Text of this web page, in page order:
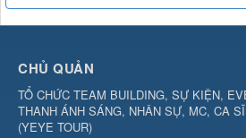
CHỦ QUẢN
TỔ CHỨC TEAM BUILDING, SỰ KIỆN,
THANH ÁNH SÁNG, NHÂN SỰ, MC, CA
(YEYE TOUR)